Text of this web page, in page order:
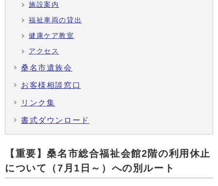
施設案内
福祉車両の貸出
健康ケア教室
アクセス
桑名市遺族会
お客様相談窓口
リンク集
書式ダウンロード
【重要】桑名市総合福祉会館2階の利用休止
について（7月1日～）への別ルート